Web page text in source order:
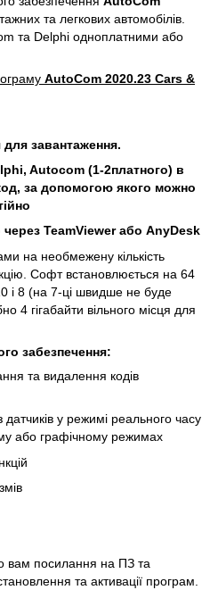
та легкових автомобілів.
та Delphi одноплатними або
AutoCom 2020.23 Cars &
завантаження.
Autocom (1-2платного) в
за допомогою якого можно
TeamViewer або AnyDesk
на необмежену кількість
Софт встановлюється на 64
і 8 (на 7-ці швидше не буде
4 гігабайти вільного місця для
забезпечення:
та видалення кодів
у режимі реального часу
або графічному режимах
вам посилання на ПЗ та
та активації програм.